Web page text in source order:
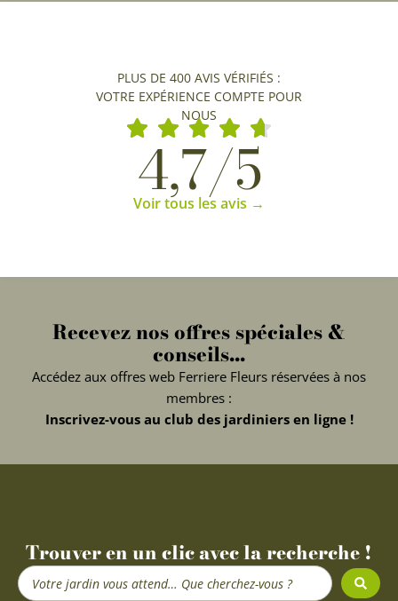
PLUS DE 400 AVIS VÉRIFIÉS :
VOTRE EXPÉRIENCE COMPTE POUR
NOUS
4,7/5
Voir tous les avis →
Recevez nos offres spéciales &
conseils...
Accédez aux offres web Ferriere Fleurs réservées à nos
membres :
Inscrivez-vous au club des jardiniers en ligne !
Trouver en un clic avec la recherche !
Search
...